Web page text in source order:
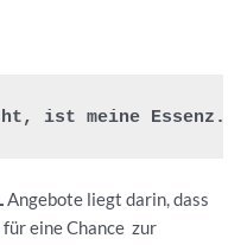
ist meine Essenz.
Angebote liegt darin, dass
eine Chance zur